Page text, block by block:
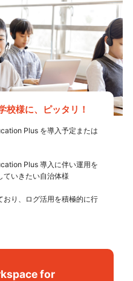
校様に、ピッタリ！
Plus を導入予定または
Plus 導入に伴い運用を
ていきたい自治体様
り、ログ活用を積極的に行
for